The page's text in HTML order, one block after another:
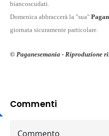
biancoscudati.
Domenica abbraccerà la "sua"
giornata sicuramente particolare.
© Paganesemania - Riproduzione
Commenti